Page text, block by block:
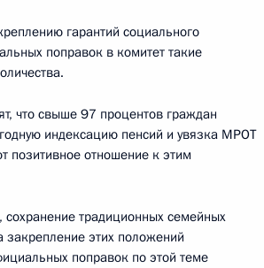
гарантий социального
поправок в комитет такие
что свыше 97 процентов граждан
индексацию пенсий и увязка МРОТ
позитивное отношение к этим
традиционных семейных
закрепление этих положений
поправок по этой теме